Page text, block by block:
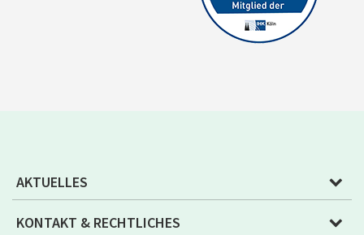
AKTUELLES
KONTAKT & RECHTLICHES